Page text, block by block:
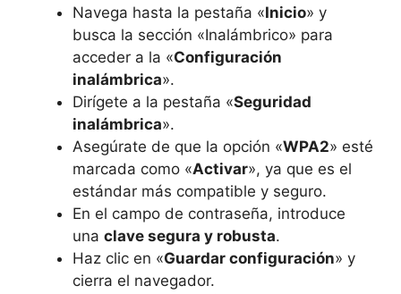
Navega hasta la pestaña «Inicio» y
busca la sección «Inalámbrico» para
acceder a la «Configuración
inalámbrica».
Dirígete a la pestaña «Seguridad
inalámbrica».
Asegúrate de que la opción «WPA2» esté
marcada como «Activar», ya que es el
estándar más compatible y seguro.
En el campo de contraseña, introduce
una clave segura y robusta.
Haz clic en «Guardar configuración» y
cierra el navegador.